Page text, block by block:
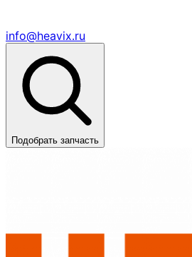
info@heavix.ru
Подобрать запчасть